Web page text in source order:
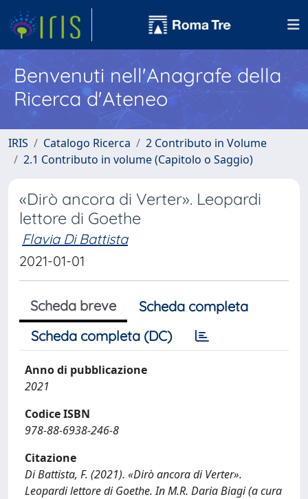
Benvenuti nell'Anagrafe della
Ricerca d'Ateneo
IRIS Catalogo Ricerca
2 Contributo in Volume
2.1 Contributo in volume (Capitolo o Saggio)
«Dirò ancora di Verter». Leopardi
lettore di Goethe
Flavia Di Battista
2021-01-01
Scheda breve
Scheda completa
Scheda completa (DC)
Anno di pubblicazione
2021
Codice ISBN
978-88-6938-246-8
Citazione
Di Battista, F. (2021). «Dirò ancora di Verter».
Leopardi lettore di Goethe. In M.R. Daria Biagi (a cura